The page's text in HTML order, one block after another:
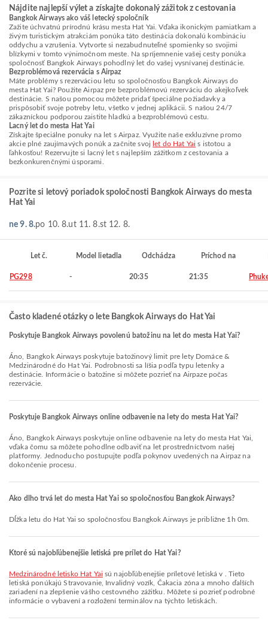
Nájdite najlepší výlet a získajte dokonalý zážitok z cestovania
Bangkok Airways ako váš letecký spoločník
Zažite úchvatnú prírodnú krásu mesta Hat Yai. Vďaka ikonickým pamiatkam a
živým turistickým atrakciám ponúka táto destinácia dokonalú kombináciu
oddychu a vzrušenia. Vytvorte si nezabudnuteľné spomienky so svojimi
blízkymi v tomto výnimočnom meste. Na spríjemnenie vašej cesty ponúka
spoločnosť Bangkok Airways pohodlný let do vašej vysnívanej destinácie.
Bezproblémová rezervácia s Airpaz
Máte problémy s rezerváciou letu so spoločnosťou Bangkok Airways do
mesta Hat Yai? Použite Airpaz pre bezproblémovú rezerváciu do akejkoľvek
destinácie. S našou pomocou môžete pridať špeciálne požiadavky a
prispôsobiť svoje potreby letu, všetko v jednej aplikácii. S našou 24/7
zákazníckou podporou zaistite hladkú a bezproblémovú cestu.
Lacný let do mesta Hat Yai
Získajte špeciálne ponuky na let s Airpaz. Využite naše exkluzívne promo
akcie plné zaujímavých ponúk a začnite svoj let do Hat Yai s istotou a
ľahkosťou! Rezervujte si lacný let s najlepším zážitkom z cestovania a
bezkonkurenčnými úsporami.
Pozrite si letový poriadok spoločnosti Bangkok Airways do mesta
Hat Yai
ne 9. 8.po 10. 8.ut 11. 8.st 12. 8.
Let č. Model lietadla Odchádza Príchod na
PG298 - 20:35 21:35
Často kladené otázky o lete Bangkok Airways do Hat Yai
Poskytuje Bangkok Airways povolenú batožinu na let do mesta Hat Yai?
Áno, Bangkok Airways poskytuje batožinový limit pre lety Domáce &
Medzinárodné do Hat Yai. Podrobnosti sa líšia podľa typu letenky a
destinácie. Informácie o batožine si môžete pozrieť na Airpaze počas
rezervácie.
Poskytuje Bangkok Airways online odbavenie na lety do mesta Hat Yai?
Áno, Bangkok Airways poskytuje online odbavenie na lety do mesta Hat Yai,
vďaka čomu sa môžete pohodlne odbaviť na let prostredníctvom našej
platformy. Jednoducho postupujte podľa pokynov uvedených na Airpaz na
dokončenie procesu.
Ako dlho trvá let do mesta Hat Yai so spoločnosťou Bangkok Airways?
Dĺžka letu do Hat Yai so spoločnosťou Bangkok Airways je približne 1h 0m.
Ktoré sú najobľúbenejšie letiská pre prílet do Hat Yai?
Medzinárodné letisko Hat Yai sú najobľúbenejšie príletové letiská v . Tieto
letiská ponúkajú Stravovanie, Invalidný vozík, Čakacia zóna a mnoho ďalších
zariadení na zlepšenie vášho cestovného zážitku. Môžete si pozrieť podrobné
informácie o vybavení a rozložení terminálov na týchto letiskách.